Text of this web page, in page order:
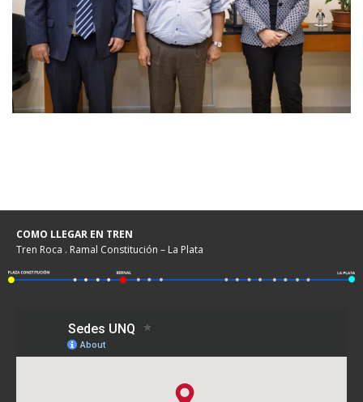
COMO LLEGAR EN TREN
Tren Roca . Ramal Constitución – La Plata